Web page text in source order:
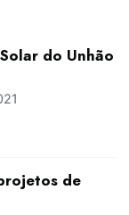
do Unhão
de